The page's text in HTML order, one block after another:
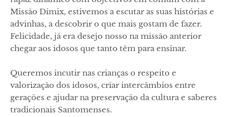
Missão Dimix, estivemos a escutar as suas histórias e
advinhas, a descobrir o que mais gostam de fazer.
Felicidade, já era desejo nosso na missão anterior
chegar aos idosos que tanto têm para ensinar.
Queremos incutir nas crianças o respeito e
valorização dos idosos, criar intercâmbios entre
gerações e ajudar na preservação da cultura e saberes
tradicionais Santomenses.